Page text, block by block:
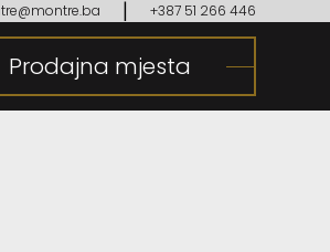
| +387 51 266 446
Prodajna mjesta